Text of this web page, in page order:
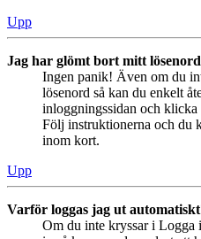
Upp
Jag har glömt bort mitt
Ingen panik! Även om du
lösenord så kan du enkelt
inloggningssidan och klicka
Följ instruktionerna och du
inom kort.
Upp
Varför loggas jag ut
Om du inte kryssar i Logga